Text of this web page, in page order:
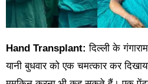
Hand Transplant: दिल्ली के
यानी बुधवार को एक चमत्कार कर